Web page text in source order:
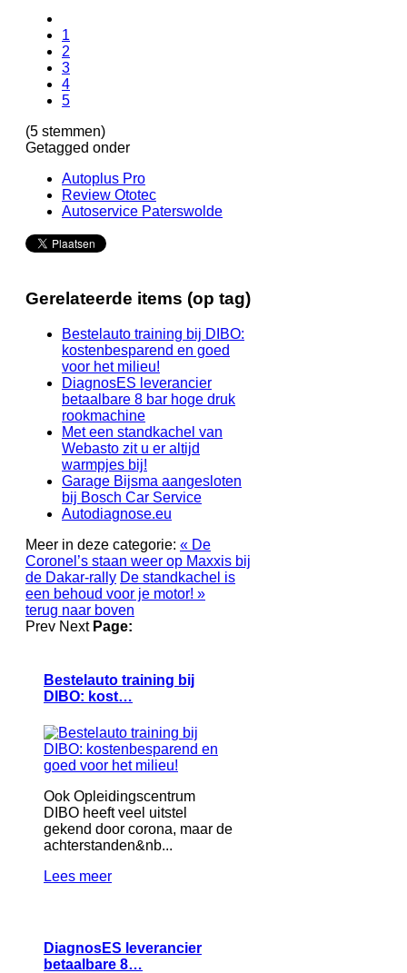
1
2
3
4
5
(5 stemmen)
Getagged onder
Autoplus Pro
Review Ototec
Autoservice Paterswolde
Gerelateerde items (op tag)
Bestelauto training bij DIBO:
kostenbesparend en goed
voor het milieu!
DiagnosES leverancier
betaalbare 8 bar hoge druk
rookmachine
Met een standkachel van
Webasto zit u er altijd
warmpjes bij!
Garage Bijsma aangesloten
bij Bosch Car Service
Autodiagnose.eu
Meer in deze categorie: « De
Coronel’s staan weer op Maxxis bij
de Dakar-rally De standkachel is
een behoud voor je motor! »
terug naar boven
Prev Next Page:
Bestelauto training bij
DIBO: kost…
Ook Opleidingscentrum
DIBO heeft veel uitstel
gekend door corona, maar de
achterstanden&nb...
Lees meer
DiagnosES leverancier
betaalbare 8…